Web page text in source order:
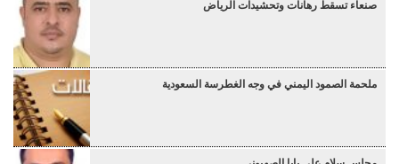
صنعاء تسقط رهانات وتحشيدات الرياض
ملحمة الصمود اليمني في وجه الغطرسة السعودية